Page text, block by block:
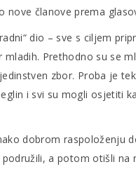
nove članove prema
dio – sve s ciljem
Prethodno su se
zbor. Proba je
i svi su mogli osjetiti
dobrom raspoloženju
a potom otišli na